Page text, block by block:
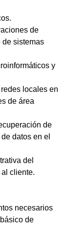
de
de sistemas
y
locales en
de área
de
datos en el
del
cliente.
necesarios
de